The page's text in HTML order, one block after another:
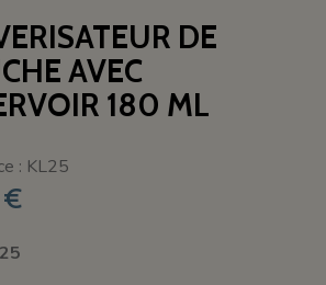
DE
AVEC
180 ML
: KL25
€